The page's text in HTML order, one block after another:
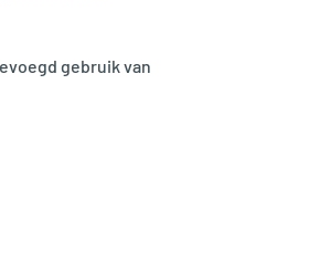
gebruik van